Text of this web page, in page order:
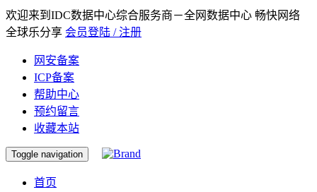
欢迎来到IDC数据中心综合服务商－全网数据中心 畅快网络
全球乐分享 会员登陆 / 注册
网安备案
ICP备案
帮助中心
预约留言
收藏本站
Toggle navigation
首页